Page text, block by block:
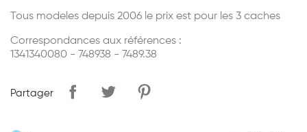
Tous modeles depuis 2006 le prix est pour les 3 caches
Correspondances aux références :
1341340080 - 748938 - 7489.38
Partager